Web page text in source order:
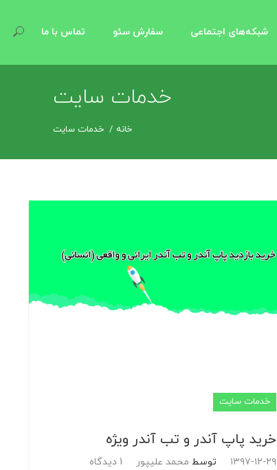
شبکه‌های اجتماعی سفارش سئو تماس با ما
خدمات سایت
خانه خدمات سایت
خدمات سایت
خرید پاپ آندر و تب آندر ویژه
۱۳۹۷-۱۲-۲۹ توسط محمد علیپور 1 دیدگاه